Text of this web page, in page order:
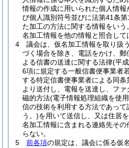
情報の作成に用いられた個人情報
び個人識別符号並びに法第41条
た加工の方法に関する情報をいう
名加工情報を他の情報と照合して
4
議会は、仮名加工情報を取り扱
づく場合を除き、電話をかけ、郵
よる信書の送達に関する法律(平
6項に規定する一般信書便事業者
する特定信書便事業者による同
より送付し、電報を送達し、フ
磁的方法(電子情報処理組織を使
信の技術を利用する方法であっ
う。)を用いて送信し、又は住居
名加工情報に含まれる連絡先そ
らない。
5
前各項の規定は、議会に係る仮